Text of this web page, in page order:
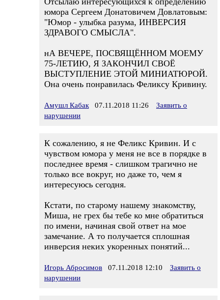
юмора Сергеем Донатовичем Довлатовым:
"Юмор - улыбка разума, ИНВЕРСИЯ
ЗДРАВОГО СМЫСЛА".
нА ВЕЧЕРЕ, ПОСВЯЩЁННОМ МОЕМУ
75-ЛЕТИЮ, Я ЗАКОНЧИЛ СВОЁ
ВЫСТУПЛЕНИЕ ЭТОЙ МИНИАТЮРОЙ.
Она очень понравилась Феликсу Кривину.
Амушл Кабак 07.11.2018 11:26
Заявить о
нарушении
К сожалению, я не Феликс Кривин. И с
чувством юмора у меня не все в порядке в
последнее время - слишком трагично не
только все вокруг, но даже то, чем я
интересуюсь сегодня.
Кстати, по старому нашему знакомству,
Миша, не грех бы тебе ко мне обратиться
по имени, начиная свой ответ на мое
замечание. А то получается сплошная
инверсия неких укоренных понятий...
Игорь Абросимов 07.11.2018 12:10
Заявить о
нарушении